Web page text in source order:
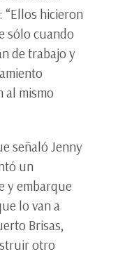
hicieron
sólo cuando
de trabajo y
al mismo
señaló Jenny
un
y embarque
lo van a
Brisas,
otro